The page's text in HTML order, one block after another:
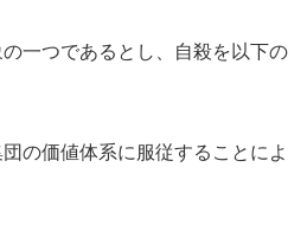
一つであるとし、自殺を以下の
の価値体系に服従することによ